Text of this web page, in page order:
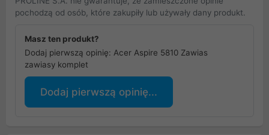
pochodzą od osób, które zakupiły lub używały dany produkt.
Masz ten produkt?
Dodaj pierwszą opinię: Acer Aspire 5810 Zawias
zawiasy komplet
Dodaj pierwszą opinię...